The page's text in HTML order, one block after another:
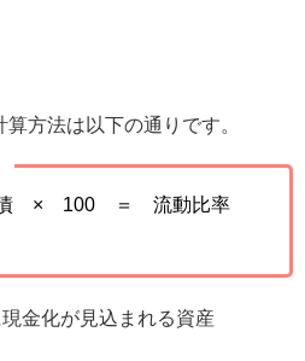
方法は以下の通りです。
× 100 ＝ 流動比率
金化が見込まれる資産